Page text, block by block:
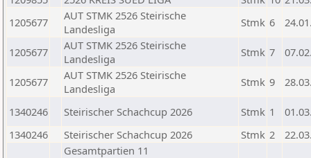
1205677
AUT STMK 2526 Steirische
Landesliga
Stmk 6
1205677
AUT STMK 2526 Steirische
Landesliga
Stmk 7
1205677
AUT STMK 2526 Steirische
Landesliga
Stmk 9
1340246 Steirischer Schachcup 2026 Stmk 1
1340246
Steirischer Schachcup 2026 Stmk 2
Gesamtpartien 11